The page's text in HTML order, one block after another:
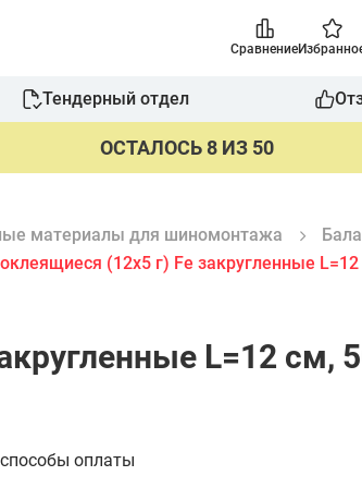
Сравнение
Тендерный отдел
ОСТАЛОСЬ 8 ИЗ 50
материалы для шиномонтажа
(12х5 г) Fe закругленные
L=12 см,
оплаты